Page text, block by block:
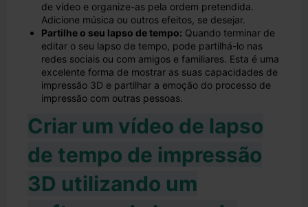
de vídeo e organize-as pela ordem pretendida.
Adicione música ou outros efeitos, se desejar.
Partilhe o seu lapso de tempo: Quando terminar de
editar o seu lapso de tempo, pode partilhá-lo nas
redes sociais ou com amigos e familiares. Esta é uma
excelente forma de mostrar as suas capacidades de
impressão 3D e partilhar a emoção do processo de
impressão com outras pessoas.
Criar um vídeo de lapso
de tempo de impressão
3D utilizando um